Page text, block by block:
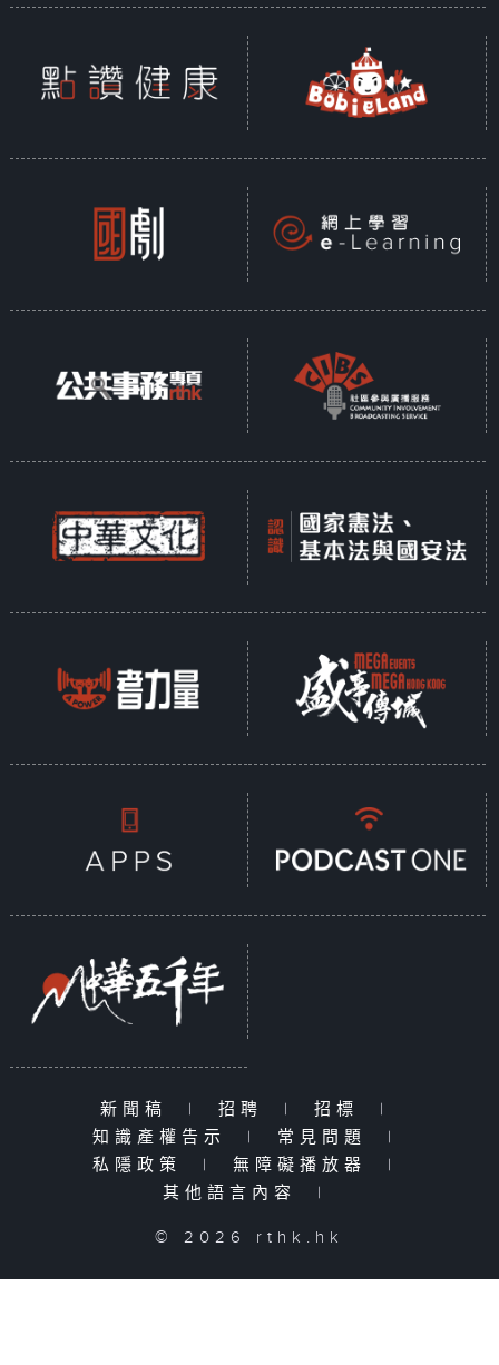
新聞稿 | 招聘 | 招標
|
知識產權告示
| 常見問題
|
私隱政策
| 無障礙播放器
|
其他語言內容
|
© 2026 rthk.hk